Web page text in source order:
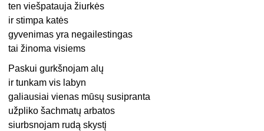
ten viešpatauja žiurkės
ir stimpa katės
gyvenimas yra negailestingas
tai žinoma visiems
Paskui gurkšnojam alų
ir tunkam vis labyn
galiausiai vienas mūsų susipranta
užpliko šachmatų arbatos
siurbsnojam rudą skystį